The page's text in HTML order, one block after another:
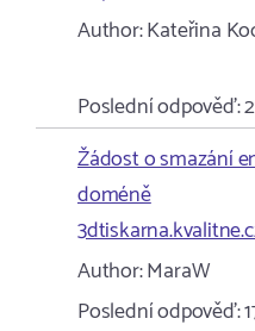
Author:Kateřina
Poslední odpověď:
Žádost o smazání
doméně
Author:MaraW
Poslední odpověď: